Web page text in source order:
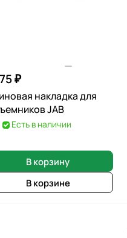
₽
накладка для
JAB
Есть в наличии
В корзину
В корзине